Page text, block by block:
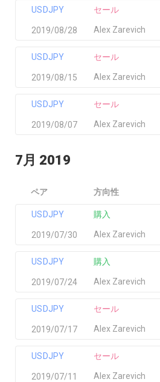
USDJPY
Alex Zarevich
セール
2019/08/28
USDJPY
Alex Zarevich
セール
2019/08/15
USDJPY
Alex Zarevich
セール
2019/08/07
7月 2019
ペア 方向性
USDJPY
Alex Zarevich
購入
2019/07/30
USDJPY
Alex Zarevich
購入
2019/07/24
USDJPY
Alex Zarevich
セール
2019/07/17
USDJPY
Alex Zarevich
セール
2019/07/11